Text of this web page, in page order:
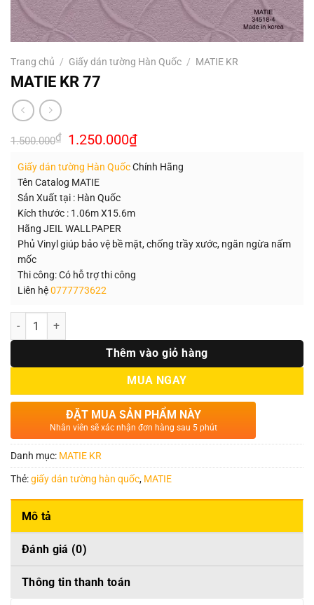
Trang chủ / Giấy dán tường Hàn Quốc / MATIE KR
MATIE KR 77
1.500.000₫ Giá
gốc
1.500.000₫.
1.250.000₫Giá
hiện
là:
Giấy dán tường Hàn QuốcChính Hãng
Tên Catalog MATIE
Sản Xuất tại : Hàn Quốc
Kích thước : 1.06m X15.6m
Hãng JEIL WALLPAPER
Phủ Vinyl giúp bảo vệ bề mặt, chống trầy xước, ngăn ngừa nấm
mốc
Thi công: Có hỗ trợ thi công
Liên hệ0777773622
Số lượng
Thêm vào giỏ hàng
MUA NGAY
ĐẶT MUA SẢN PHẨM NÀY
Nhân viên sẽ xác nhận đơn hàng sau 5 phút
Danh mục: MATIE KR
Thẻ:giấy dán tường hàn quốc, MATIE
Mô tả
Đánh giá (0)
Thông tin thanh toán